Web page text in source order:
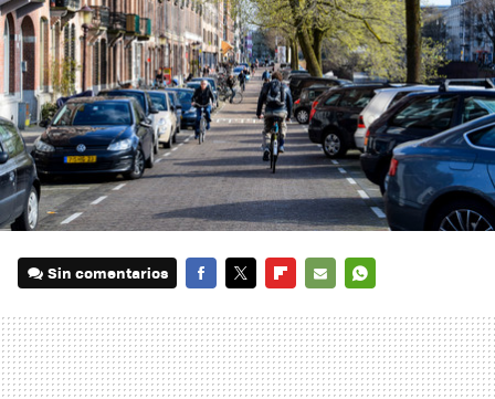
Sin comentarios
MAIL